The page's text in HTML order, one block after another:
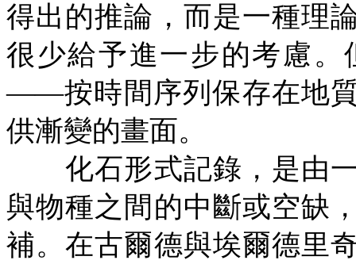
得出的推論，而是一種理
很少給予進一步的考慮
——按時間序列保存在地
供漸變的畫面。
化石形式記錄，是由一
與物種之間的中斷或空缺
補。在古爾德與埃爾德里